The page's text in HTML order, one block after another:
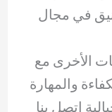
في مجال
الأخرى مع
والمهارة
اتصل بنا